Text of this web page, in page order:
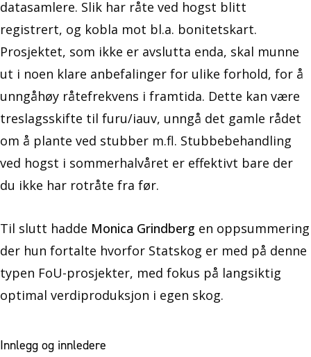
datasamlere. Slik har råte ved hogst blitt
registrert, og kobla mot bl.a. bonitetskart.
Prosjektet, som ikke er avslutta enda, skal munne
ut i noen klare anbefalinger for ulike forhold, for å
unngåhøy råtefrekvens i framtida. Dette kan være
treslagsskifte til furu/iauv, unngå det gamle rådet
om å plante ved stubber m.fl. Stubbebehandling
ved hogst i sommerhalvåret er effektivt bare der
du ikke har rotråte fra før.
Til slutt hadde Monica Grindberg en oppsummering
der hun fortalte hvorfor Statskog er med på denne
typen FoU-prosjekter, med fokus på langsiktig
optimal verdiproduksjon i egen skog.
Innlegg og innledere